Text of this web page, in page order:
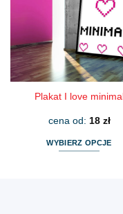
można
wybrać
na
stronie
produktu
Plakat I love minimal
cena od: 18 zł
WYBIERZ OPCJE